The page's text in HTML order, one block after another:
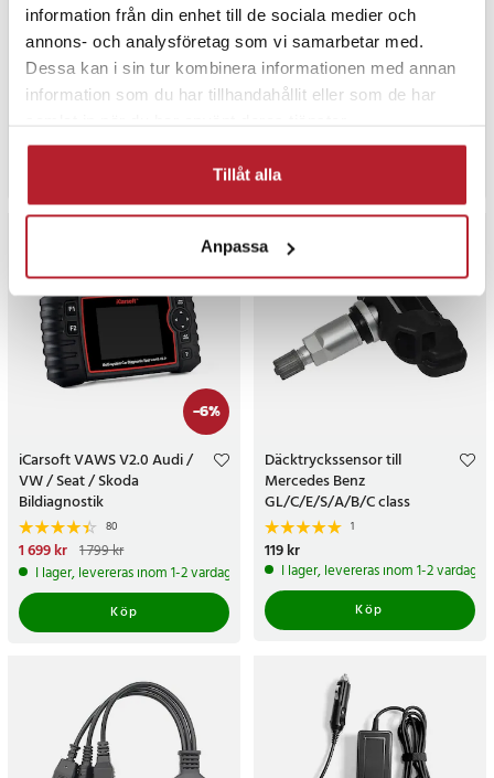
information från din enhet till de sociala medier och
annons- och analysföretag som vi samarbetar med.
Dessa kan i sin tur kombinera informationen med annan
information som du har tillhandahållit eller som de har
Tillåt alla
Anpassa
3-i-1 USB-billaddare med
voltmätare och
temperaturmätning
Vattentätt baksätesskydd -
Perfekt för dig med hund
-6%
iCarsoft VAWS V2.0 Audi /
VW / Seat / Skoda
Bildiagnostik
80
Nuvarande pris:
1 699 krTidigare pris:1 799 kr
1 699 kr 1 799 kr
I lager, levereras inom 1-2 vardagar
Köp
Däcktryckssensor till
Mercedes Benz
GL/C/E/S/A/B/C class
1
Pris:119 kr
119 kr
I lager, levereras inom 1-2 vardagar
Köp